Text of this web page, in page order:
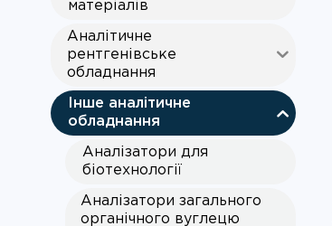
матеріалів
Аналітичне
рентгенівське
обладнання
Інше аналітичне
обладнання
Аналізатори для
біотехнології
Аналізатори загального
органічного вуглецю